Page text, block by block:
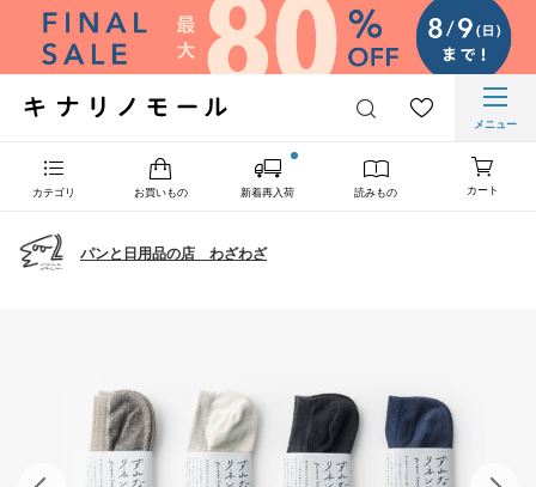
メニュー
カテゴリ お買いもの 新着再入荷 読みもの カート
パンと日用品の店 わざわざ